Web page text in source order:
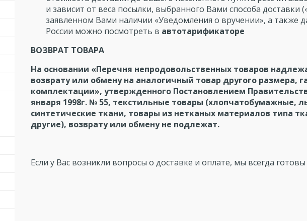
и зависит от веса посылки, выбранного Вами способа доставки
заявленном Вами наличии «Уведомления о вручении», а также
России можно посмотреть в автотарификаторе
ВОЗВРАТ ТОВАРА
На основании «Перечня непродовольственных товаров
возврату или обмену на аналогичный товар другого размера,
комплектации», утвержденного Постановлением
января 1998г. № 55, текстильные товары (хлопчатобумажные,
синтетические ткани, товары из нетканых материалов типа
другие), возврату или обмену не подлежат.
Если у Вас возникли вопросы о доставке и оплате, мы всегда